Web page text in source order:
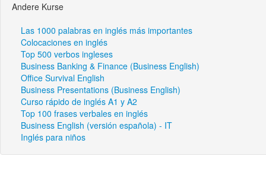
Andere Kurse
Las 1000 palabras en inglés más importantes
Colocaciones en inglés
Top 500 verbos ingleses
Business Banking & Finance (Business English)
Office Survival English
Business Presentations (Business English)
Curso rápido de inglés A1 y A2
Top 100 frases verbales en inglés
Business English (versión española) - IT
Inglés para niños